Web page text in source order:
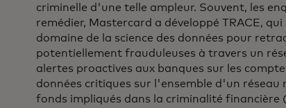
criminelle d'une telle ampleur. Souvent, les
remédier, Mastercard a développé TRACE,
domaine de la science des données pour
potentiellement frauduleuses à travers un
alertes proactives aux banques sur les
données critiques sur l'ensemble d'un
fonds impliqués dans la criminalité financière